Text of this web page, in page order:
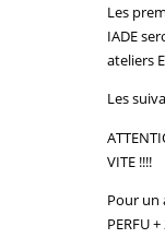
Les
IADE
ateliers
Les
VITE !!!!
Pour un
PERFU